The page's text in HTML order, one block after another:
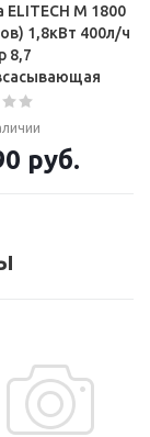
М 1800
1,8кВт 400л/ч
8,7
руб.